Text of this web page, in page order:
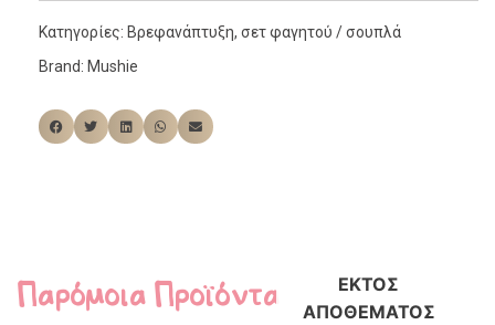
Κατηγορίες: Βρεφανάπτυξη, σετ φαγητού / σουπλά
Brand: Mushie
Παρόμοια Προϊόντα
ΕΚΤΌΣ
ΑΠΟΘΈΜΑΤΟΣ